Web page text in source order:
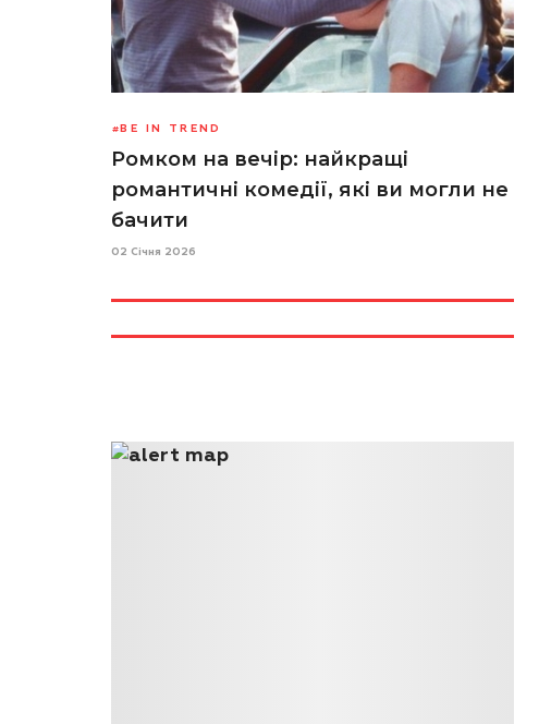
BE IN TREND
Ромком на вечір: найкращі
романтичні комедії, які ви могли не
бачити
02 Січня 2026